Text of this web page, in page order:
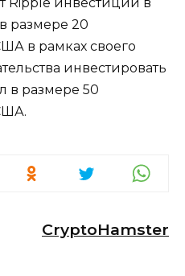
Ripple инвестиции в
размере 20
в рамках своего
инвестировать
в размере 50
CryptoHamster